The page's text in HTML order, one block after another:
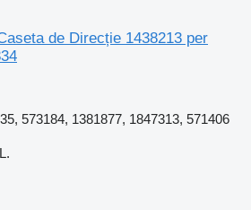
de Direcție 1438213 per
573184, 1381877, 1847313, 571406